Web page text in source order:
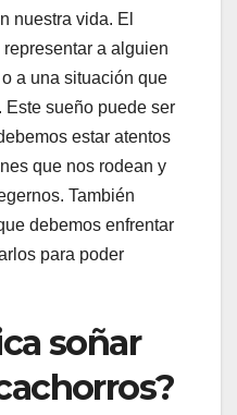
nuestra vida. El
a alguien
a una situación que
Este sueño puede ser
estar atentos
que nos rodean y
También
debemos enfrentar
para poder
soñar